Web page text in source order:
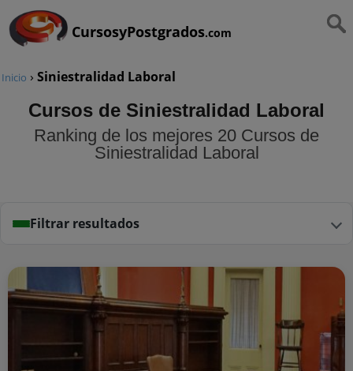
CursosyPostgrados.com
Inicio › Siniestralidad Laboral
Cursos de Siniestralidad Laboral
Ranking de los mejores 20 Cursos de
Siniestralidad Laboral
Filtrar resultados